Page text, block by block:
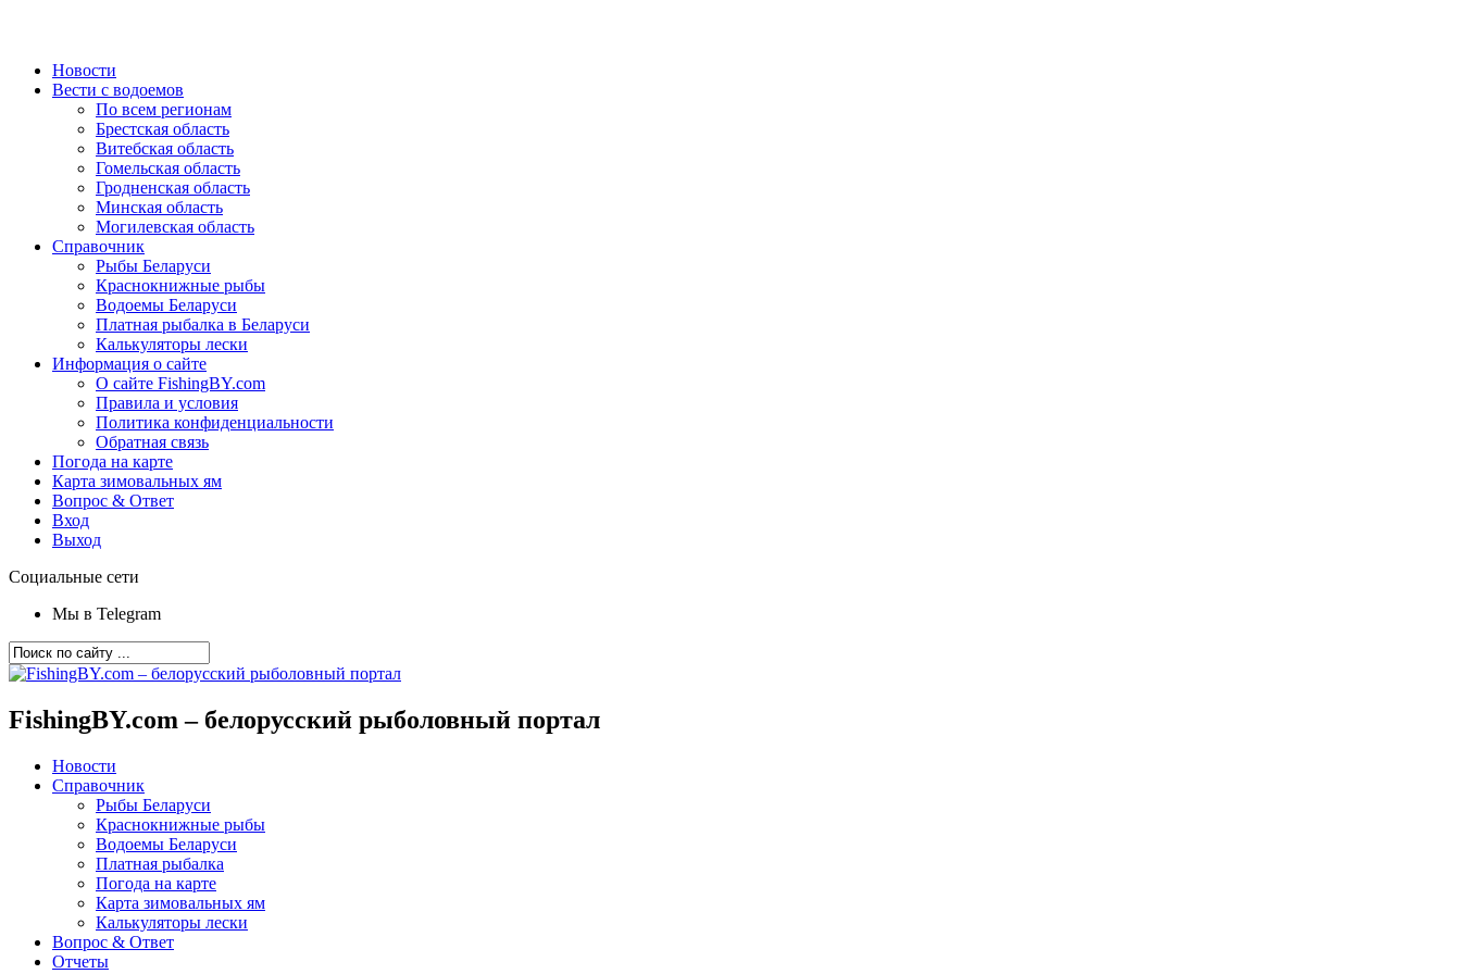
Новости
Вести с водоемов
По всем регионам
Брестская область
Витебская область
Гомельская область
Гродненская область
Минская область
Могилевская область
Справочник
Рыбы Беларуси
Краснокнижные рыбы
Водоемы Беларуси
Платная рыбалка в Беларуси
Калькуляторы лески
Информация о сайте
О сайте FishingBY.com
Правила и условия
Политика конфиденциальности
Обратная связь
Погода на карте
Карта зимовальных ям
Вопрос & Ответ
Вход
Выход
Социальные сети
Мы в Telegram
FishingBY.com – белорусский рыболовный портал
Новости
Справочник
Рыбы Беларуси
Краснокнижные рыбы
Водоемы Беларуси
Платная рыбалка
Погода на карте
Карта зимовальных ям
Калькуляторы лески
Вопрос & Ответ
Отчеты